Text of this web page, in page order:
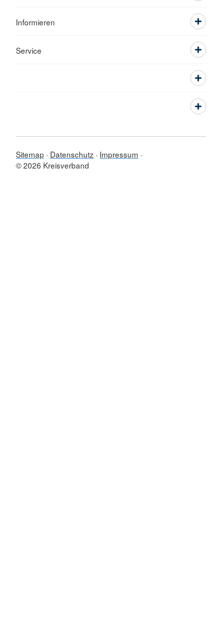
Informieren
Service
Sitemap Datenschutz
Impressum
© 2026 Kreisverband